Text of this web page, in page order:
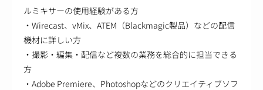
ルミキサーの使用経験がある方
・Wirecast、vMix、ATEM（Blackmagic製品）などの配信
機材に詳しい方
・撮影・編集・配信など複数の業務を総合的に担当できる
方
・Adobe Premiere、Photoshopなどのクリエイティブソフ